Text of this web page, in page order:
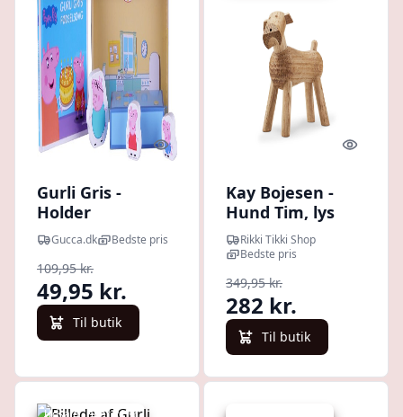
Quick look
Gurli Gris -
Holder
Fødselsdag - Bog
Med Træfigurer
Gucca.dk Bedste pris
109,95 kr.
49,95 kr.
Til butik
Quick
Kay Bojesen -
Hund Tim, lys
Rikki Tikki Shop
Bedste pris
349,95 kr.
282 kr.
Til butik
Udsalg - spar 21 %